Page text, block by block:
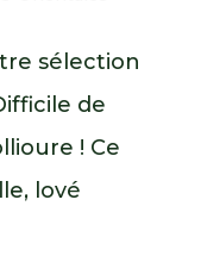
sélection
de
! Ce
lové